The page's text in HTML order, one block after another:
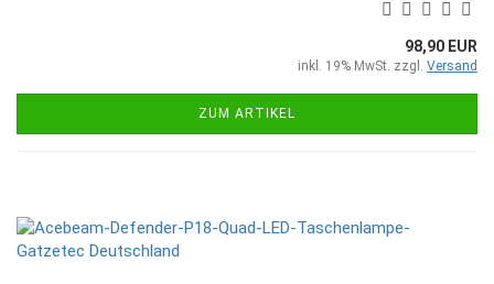
98,90 EUR
inkl. 19% MwSt. zzgl. Versand
ZUM ARTIKEL